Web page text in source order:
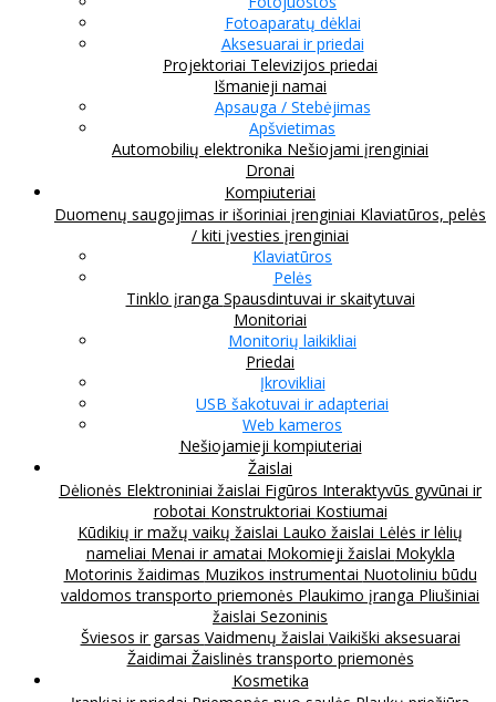
Fotoaparatų dėklai
Aksesuarai ir priedai
Projektoriai Televizijos priedai
Išmanieji namai
Apsauga / Stebėjimas
Apšvietimas
Automobilių elektronika Nešiojami įrenginiai
Dronai
Kompiuteriai
Duomenų saugojimas ir išoriniai įrenginiai Klaviatūros, pelės
/ kiti įvesties įrenginiai
Klaviatūros
Pelės
Tinklo įranga Spausdintuvai ir skaitytuvai
Monitoriai
Monitorių laikikliai
Priedai
Įkrovikliai
USB šakotuvai ir adapteriai
Web kameros
Nešiojamieji kompiuteriai
Žaislai
Dėlionės Elektroniniai žaislai Figūros Interaktyvūs gyvūnai ir
robotai Konstruktoriai Kostiumai
Kūdikių ir mažų vaikų žaislai Lauko žaislai Lėlės ir lėlių
nameliai Menai ir amatai Mokomieji žaislai Mokykla
Motorinis žaidimas Muzikos instrumentai Nuotoliniu būdu
valdomos transporto priemonės Plaukimo įranga Pliušiniai
žaislai Sezoninis
Šviesos ir garsas Vaidmenų žaislai Vaikiški aksesuarai
Žaidimai Žaislinės transporto priemonės
Kosmetika